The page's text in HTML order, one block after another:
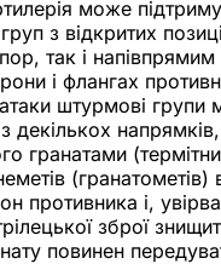
може
з відкритих
так і
і флангах
штурмові групи
декількох напрямків,
гранатами
(гранатометів)
противника і,
зброї
повинен